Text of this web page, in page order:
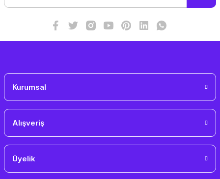
Kurumsal
Alışveriş
Üyelik